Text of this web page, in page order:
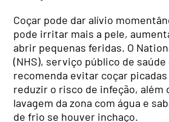
Coçar pode dar alívio
pode irritar mais a pele,
abrir pequenas feridas. O
(NHS), serviço público de saúde
recomenda evitar coçar
reduzir o risco de infeção, além
lavagem da zona com água e
de frio se houver inchaço.